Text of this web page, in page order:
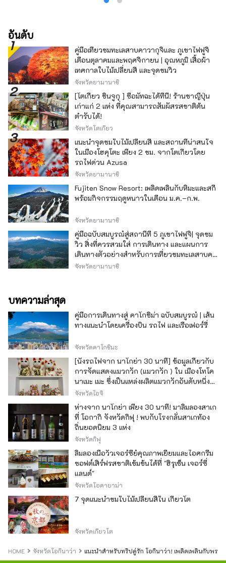
อันดับ
คู่มือเที่ยวชมทะเลสาบคาวากุจิและ ภูเขาไฟฟูจิ
เดือนตุลาคมและพฤศจิกายน | อุณหภูมิ เสื้อผ้า
เทศกาลใบไม้เปลี่ยนสี และจุดชมวิว
จังหวัดยามานาชิ
[โตเกียว ชินจูกุ ] ซื้อมัทฉะได้ที่นี่! ร้านชาญี่ปุ่น
เก่าแก่ 2 แห่ง ที่คุณสามารถสัมผัสรสชาติต้น
ตำรับได้!
จังหวัดโตเกียว
แนะนำจุดชมใบไม้เปลี่ยนสี และสถานที่น่าสนใจ
ในเมืองโฮคุโตะ เพียง 2 ชม. จากโตเกียวโดย
รถไฟด่วน Azusa
จังหวัดยามานาชิ
Fujiten Snow Resort: เพลิดเพลินกับหิมะและสกี
พร้อมกิจกรรมฤดูหนาวในเดือน ม.ค.–ก.พ.
จังหวัดยามานาชิ
คู่มือฉบับสมบูรณ์สู่สถานีที่ 5 ภูเขาไฟฟูจิ| จุดชม
วิว สิ่งที่ควรสวมใส่ การเดินทาง และแผนการ
เดินทางตัวอย่างสำหรับการเที่ยวชมทะเลสาบคา
วากุจิ
จังหวัดยามานาชิ
บทความล่าสุด
คู่มือการเดินทางสู่ คาโกชิม่า ฉบับสมบูรณ์ | เส้น
ทางแนะนำโดยเครื่องบิน รถไฟ และเรือเฟอร์รี่
จังหวัดคาโกชิมะ
[นั่งรถไฟจาก นาโกย่า 30 นาที] ข้อมูลเกี่ยวกับ
การจัดแสดงแมวกวัก (แมวกวัก ) ใน เมืองโทโค
นาเมะ เมะ ซึ่งเป็นแหล่งผลิตแมวกวักอันดับหนึ่ง
ของญี่ปุ่น
จังหวัดไอจิ
ห่างจาก นาโกย่า เพียง 30 นาที! มาลิ้มลองสาเก
ที่ โอกากิ จังหวัดกิฟุ ! พบกับโรงกลั่นสาเกท้อง
ถิ่นยอดนิยม 3 แห่ง
จังหวัดกิฟุ
ลิ้มลองเนื้อวัวเจอร์ซีย์คุณภาพเยี่ยมและไอศกรีม
ซอฟต์เสิร์ฟรสชาติเข้มข้นได้ที่ "ฮิรุเซ็น เจอร์ซี่
แลนด์"
จังหวัดโอคายาม่า
7 จุดแนะนำชมใบไม้เปลี่ยนสีใน เกียวโต
จังหวัดเกียวโต
HOME จังหวัดโอกินาว่า แนะนำสำหรับทริปคู่รัก โอกินาว่า! เพลิดเพลินกับพร